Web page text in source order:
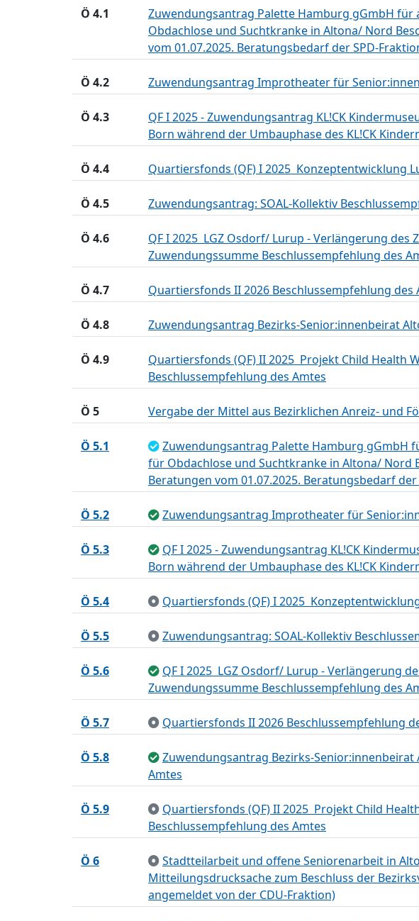
Ö 4.1
Zuwendungsantrag Palette Hamburg gGmbH für
Obdachlose und Suchtkranke in Altona/ Nord
vom 01.07.2025. Beratungsbedarf der SPD-
Ö 4.2 Zuwendungsantrag Improtheater für
Ö 4.3
QF I 2025 - Zuwendungsantrag KL!CK
Born während der Umbauphase des KL!CK
Ö 4.4 Quartiersfonds (QF) I 2025  Konzeptentwicklung
Ö 4.5 Zuwendungsantrag: SOAL-Kollektiv
Ö 4.6
QF I 2025  LGZ Osdorf/ Lurup - Verlängerung
Zuwendungssumme Beschlussempfehlung des
Ö 4.7 Quartiersfonds II 2026 Beschlussempfehlung des
Ö 4.8 Zuwendungsantrag Bezirks-Senior:innenbeirat
Ö 4.9
Quartiersfonds (QF) II 2025  Projekt Child
Beschlussempfehlung des Amtes
Ö 5 Vergabe der Mittel aus Bezirklichen Anreiz- und
Ö 5.1
Zuwendungsantrag Palette Hamburg gGmbH
für Obdachlose und Suchtkranke in Altona/ Nord
Beratungen vom 01.07.2025. Beratungsbedarf der
Ö 5.2 Zuwendungsantrag Improtheater für
Ö 5.3
QF I 2025 - Zuwendungsantrag KL!CK
Born während der Umbauphase des KL!CK
Ö 5.4 Quartiersfonds (QF) I 2025 
Ö 5.5 Zuwendungsantrag: SOAL-Kollektiv
Ö 5.6
QF I 2025  LGZ Osdorf/ Lurup - Verlängerung
Zuwendungssumme Beschlussempfehlung des
Ö 5.7 Quartiersfonds II 2026 Beschlussempfehlung
Ö 5.8
Zuwendungsantrag Bezirks-Senior:innenbeirat
Amtes
Ö 5.9
Quartiersfonds (QF) II 2025  Projekt Child
Beschlussempfehlung des Amtes
Ö 6
Stadtteilarbeit und offene Seniorenarbeit in
Mitteilungsdrucksache zum Beschluss der
angemeldet von der CDU-Fraktion)